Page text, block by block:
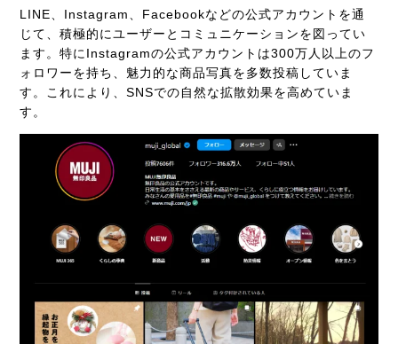
LINE、Instagram、Facebookなどの公式アカウントを通
じて、積極的にユーザーとコミュニケーションを図ってい
ます。特にInstagramの公式アカウントは300万人以上のフ
ォロワーを持ち、魅力的な商品写真を多数投稿していま
す。これにより、SNSでの自然な拡散効果を高めていま
す。